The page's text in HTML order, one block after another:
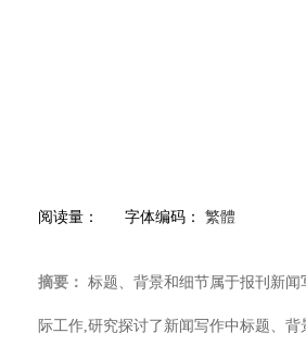
阅读量： 字体编码： 繁體
摘要： 标题、背景和细节属于报刊新
际工作,研究探讨了新闻写作中标题、